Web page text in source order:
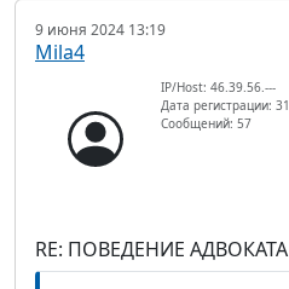
9 июня 2024 13:19
Mila4
IP/Host: 46.39.56.---
Дата регистрации:
Сообщений: 57
RE: ПОВЕДЕНИЕ АДВОКАТА